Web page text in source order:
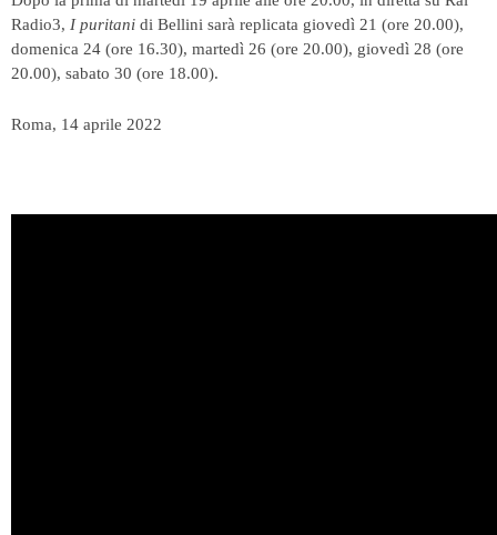
Radio3, I puritani di Bellini sarà replicata giovedì 21 (ore 20.00),
domenica 24 (ore 16.30), martedì 26 (ore 20.00), giovedì 28 (ore
20.00), sabato 30 (ore 18.00).
Roma, 14 aprile 2022